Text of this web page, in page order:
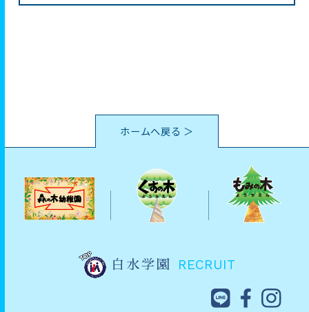
ホームへ戻る ＞
白水学園 RECRUIT